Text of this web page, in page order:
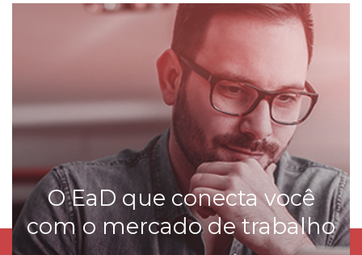
O EaD que conecta você
com o mercado de trabalho